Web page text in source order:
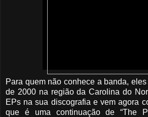
Para quem não conhece a banda,
de 2000 na região da Carolina do
EPs na sua discografia e vem agora
que é uma continuação de “The